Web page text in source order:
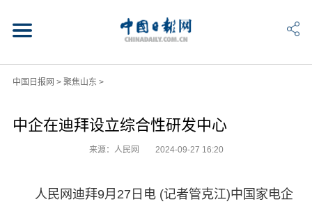
中国日报网 > 聚焦山东 >
中企在迪拜设立综合性研发中心
来源：人民网 2024-09-27 16:20
人民网迪拜9月27日电 (记者管克江)中国家电企